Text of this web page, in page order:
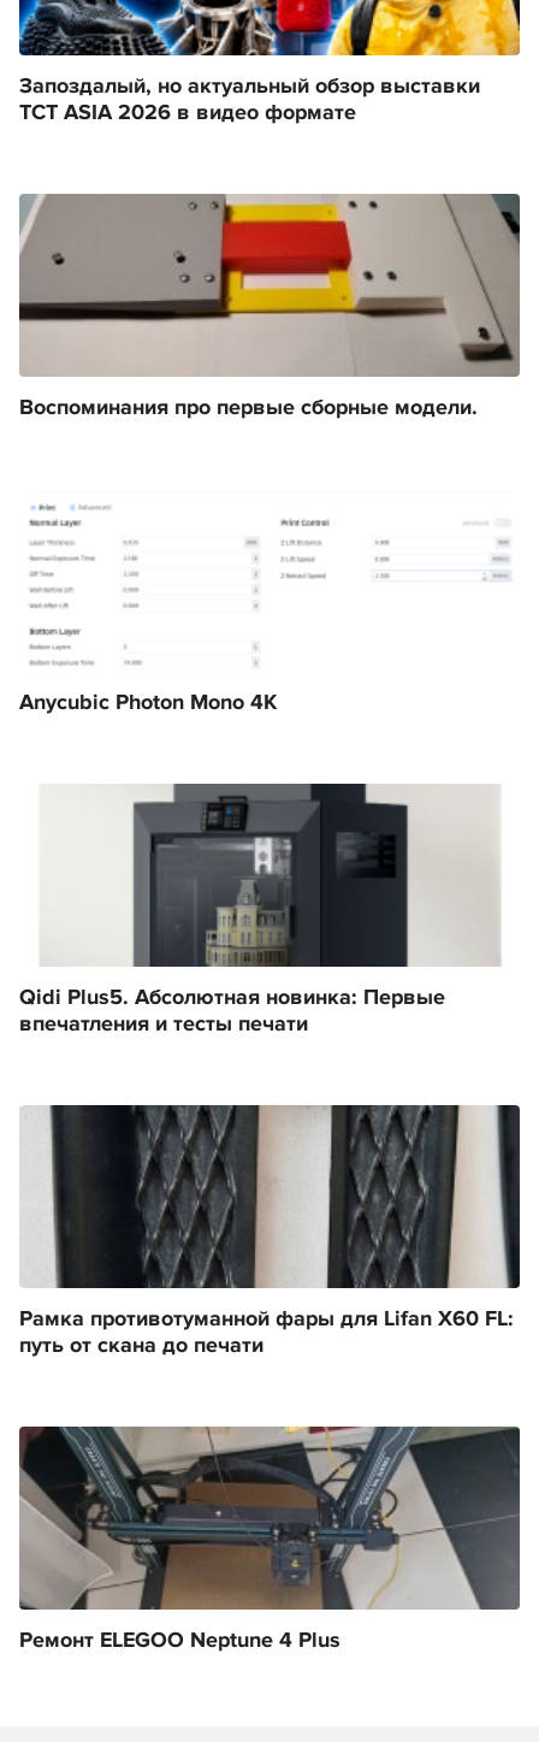
Запоздалый, но актуальный обзор выставки
TCT ASIA 2026 в видео формате
Воспоминания про первые сборные модели.
Anycubic Photon Mono 4K
Qidi Plus5. Абсолютная новинка: Первые
впечатления и тесты печати
Рамка противотуманной фары для Lifan X60 FL:
путь от скана до печати
Ремонт ELEGOO Neptune 4 Plus